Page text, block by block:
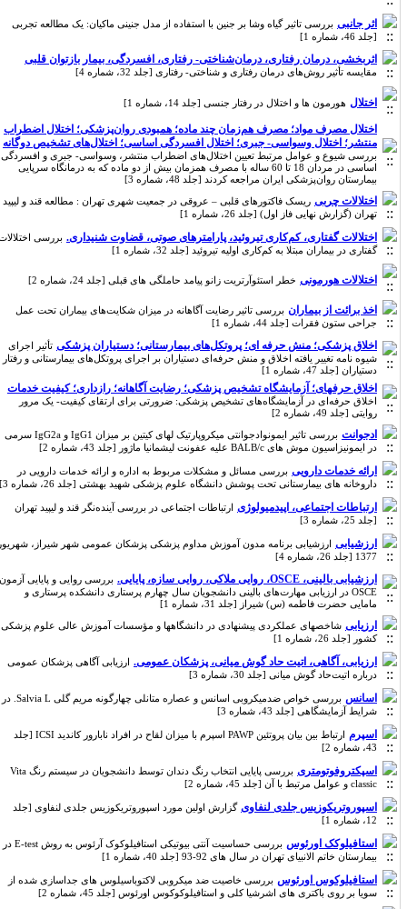
اثر جانبی بررسی تاثیر گیاه وشا بر جنین با استفاده از مدل جنینی ماکیان: یک مطالعه تجربی
[جلد 46، شماره 1]
اثربخشی، درمان رفتاری، درمان‌شناختی- رفتاری، افسردگی، بیمار بازتوان قلبی
مقایسه تأثیر روش‌های درمان رفتاری و شناختی- رفتاری [جلد 32، شماره 4]
اختلال هورمون ها و اختلال در رفتار جنسی [جلد 14، شماره 1]
اختلال مصرف مواد؛ مصرف هم‌زمان چند ماده؛ همبودی روان‌پزشکی؛ اختلال اضطراب
منتشر؛ اختلال وسواسی- جبری؛ اختلال افسردگی اساسی؛ اختلال‌های تشخیص دوگانه
بررسی شیوع و عوامل مرتبط تعیین اختلال‌های اضطراب منتشر، وسواسی- جبری و افسردگی
اساسی در مردان 18 تا 60 ساله با مصرف همزمان بیش از دو ماده که به درمانگاه سرپایی
بیمارستان روان‌پزشکی ایران مراجعه کردند [جلد 48، شماره 3]
اختلالات چربی ریسک فاکتورهای قلبی – عروقی در جمعیت شهری تهران : مطالعه قند و لیپید
تهران (گزارش نهایی فاز اول) [جلد 26، شماره 1]
اختلالات گفتاری، کم‌کاری تیروئید، پارامترهای صوتی، قضاوت شنیداری. بررسی اختلالات
گفتاری در بیماران مبتلا به کم‌کاری اولیه تیروئید [جلد 32، شماره 1]
اختلالات هورمونی خطر استئوآرتریت زانو پیامد حاملگی های قبلی [جلد 24، شماره 2]
اخذ برائت از بیماران بررسی تاثیر رضایت آگاهانه در میزان شکایت‌های بیماران تحت عمل
جراحی ستون فقرات [جلد 44، شماره 1]
اخلاق پزشکی؛ منش حرفه ای؛ پروتکل‌های بیمارستانی؛ دستیاران پزشکی تأثیر اجرای
شیوه نامه تغییر یافته اخلاق و منش حرفه‌ای‌ دستیاران بر اجرای پروتکل‌های بیمارستانی و رفتار
دستیاران [جلد 47، شماره 1]
اخلاق حرفهای؛ آزمایشگاه تشخیص پزشکی؛ رضایت آگاهانه؛ رازداری؛ کیفیت خدمات
اخلاق حرفه‌ای در آزمایشگاه‌های تشخیص پزشکی: ضرورتی برای ارتقای کیفیت- یک مرور
روایتی [جلد 49، شماره 2]
ادجوانت
بررسی تاثیر ایمونوادجوانتی میکروپارتیک لهای کیتین بر میزان IgG1 و IgG2a سرمی
در ایمونیزاسیون موش های BALB/c علیه عفونت لیشمانیا ماژور [جلد 43، شماره 2]
ارائه خدمات دارویی بررسی مسائل و مشکلات مربوط به اداره و ارائه خدمات دارویی در
داروخانه های بیمارستانی تحت پوشش دانشگاه علوم پزشکی شهید بهشتی [جلد 26، شماره 3]
ارتباطات اجتماعی، اپیدمیولوژی ارتباطات اجتماعی در بررسی آینده‌نگر قند و لیپید تهران
[جلد 25، شماره 3]
ارزشیابی ارزشیابی برنامه مدون آموزش مداوم پزشکی پزشکان عمومی شهر شیراز، شهریور
1377 [جلد 26، شماره 4]
ارزشیابی بالینی، OSCE، روایی ملاکی، روایی سازه، پایایی.
بررسی روایی و پایایی آزمون
OSCE در ارزیابی مهارت‌های بالینی دانشجویان سال چهارم پرستاری دانشکده پرستاری و
مامایی حضرت فاطمه (س) شیراز [جلد 31، شماره 1]
ارزیابی شاخصهای عملکردی پیشنهادی در دانشگاهها و مؤسسات آموزش عالی علوم پزشکی
کشور [جلد 26، شماره 1]
ارزیابی، آگاهی، اتیت حاد گوش میانی، پزشکان عمومی. ارزیابی آگاهی پزشکان عمومی
درباره اتیت‌حاد گوش میانی [جلد 30، شماره 3]
اسانس
بررسی خواص ضدمیکروبی اسانس و عصاره متانلی چهارگونه مریم گلی Salvia L. در
شرایط آزمایشگاهی [جلد 43، شماره 3]
اسپرم
ارتباط بین بیان پروتئین PAWP اسپرم با میزان لقاح در افراد نابارور کاندید ICSI [جلد
43، شماره 2]
اسپکتروفوتومتری
بررسی پایایی انتخاب رنگ دندان توسط دانشجویان در سیستم رنگ Vita
classic و عوامل مرتبط با آن [جلد 45، شماره 2]
اسپوروتریکوزیس جلدی لنفاوی گزارش اولین مورد اسپوروتریکوزیس جلدی لنفاوی [جلد
12، شماره 1]
استافیلوکک اورئوس
بررسی حساسیت آنتی بیوتیکی استافیلوکوک آرئوس به روش E-test در
بیمارستان خاتم الانبیای تهران در سال های 92-93 [جلد 40، شماره 1]
استافیلوکوس اورئوس بررسی خاصیت ضد میکروبی لاکتوباسیلوس های جداسازی شده از
سویا بر روی باکتری های اشرشیا کلی و استافیلوکوکوس اورئوس [جلد 45، شماره 2]